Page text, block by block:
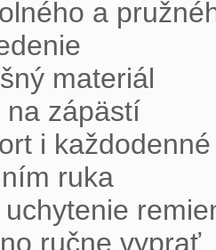
a
materiál
na zápästí
i
ruka
ručne vyprať